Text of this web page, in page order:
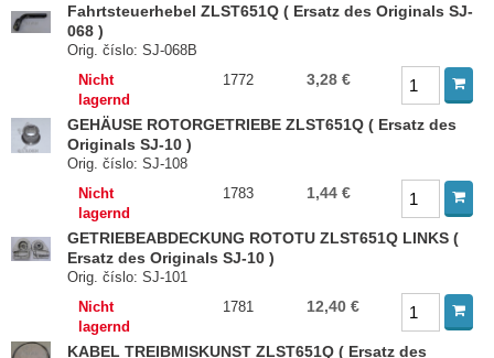
Fahrtsteuerhebel ZLST651Q ( Ersatz des Originals SJ-
068 )
Orig. číslo: SJ-068B
Nicht
lagernd
1772 3,28 €
GEHÄUSE ROTORGETRIEBE ZLST651Q ( Ersatz des
Originals SJ-10 )
Orig. číslo: SJ-108
Nicht
lagernd
1783 1,44 €
GETRIEBEABDECKUNG ROTOTU ZLST651Q LINKS (
Ersatz des Originals SJ-10 )
Orig. číslo: SJ-101
Nicht
lagernd
1781 12,40 €
KABEL TREIBMISKUNST ZLST651Q ( Ersatz des